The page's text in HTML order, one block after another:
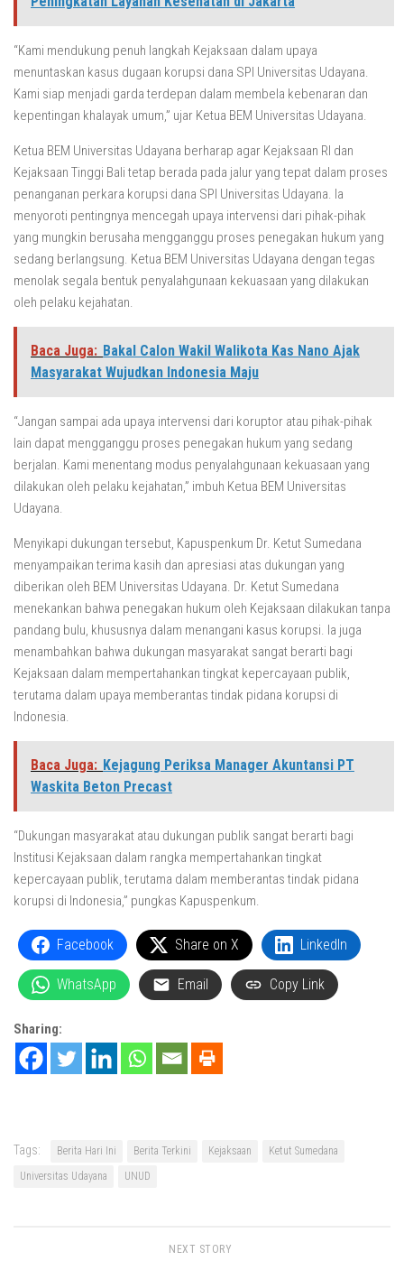
“Kami mendukung penuh langkah Kejaksaan dalam upaya
menuntaskan kasus dugaan korupsi dana SPI Universitas Udayana.
Kami siap menjadi garda terdepan dalam membela kebenaran dan
kepentingan khalayak umum,” ujar Ketua BEM Universitas Udayana.
Ketua BEM Universitas Udayana berharap agar Kejaksaan RI dan
Kejaksaan Tinggi Bali tetap berada pada jalur yang tepat dalam proses
penanganan perkara korupsi dana SPI Universitas Udayana. Ia
menyoroti pentingnya mencegah upaya intervensi dari pihak-pihak
yang mungkin berusaha mengganggu proses penegakan hukum yang
sedang berlangsung. Ketua BEM Universitas Udayana dengan tegas
menolak segala bentuk penyalahgunaan kekuasaan yang dilakukan
oleh pelaku kejahatan.
Baca Juga: Bakal Calon Wakil Walikota Kas Nano Ajak
Masyarakat Wujudkan Indonesia Maju
“Jangan sampai ada upaya intervensi dari koruptor atau pihak-pihak
lain dapat mengganggu proses penegakan hukum yang sedang
berjalan. Kami menentang modus penyalahgunaan kekuasaan yang
dilakukan oleh pelaku kejahatan,” imbuh Ketua BEM Universitas
Udayana.
Menyikapi dukungan tersebut, Kapuspenkum Dr. Ketut Sumedana
menyampaikan terima kasih dan apresiasi atas dukungan yang
diberikan oleh BEM Universitas Udayana. Dr. Ketut Sumedana
menekankan bahwa penegakan hukum oleh Kejaksaan dilakukan tanpa
pandang bulu, khususnya dalam menangani kasus korupsi. Ia juga
menambahkan bahwa dukungan masyarakat sangat berarti bagi
Kejaksaan dalam mempertahankan tingkat kepercayaan publik,
terutama dalam upaya memberantas tindak pidana korupsi di
Indonesia.
Baca Juga: Kejagung Periksa Manager Akuntansi PT
Waskita Beton Precast
“Dukungan masyarakat atau dukungan publik sangat berarti bagi
Institusi Kejaksaan dalam rangka mempertahankan tingkat
kepercayaan publik, terutama dalam memberantas tindak pidana
korupsi di Indonesia,” pungkas Kapuspenkum.
Facebook Share on X LinkedIn
WhatsApp Email Copy Link
Sharing:
Tags: Berita Hari Ini Berita Terkini Kejaksaan
Ketut Sumedana
Universitas Udayana
UNUD
NEXT STORY